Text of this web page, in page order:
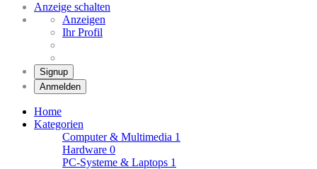
Anzeige schalten
Anzeigen
Ihr Profil
Signup
Anmelden
Home
Kategorien
Computer & Multimedia 1
Hardware 0
PC-Systeme & Laptops 1